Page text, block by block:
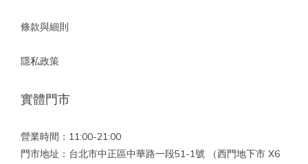
條款與細則
隱私政策
實體門市
營業時間：11:00-21:00
門市地址：台北市中正區中華路一段51-1號 （西門地下市 X6